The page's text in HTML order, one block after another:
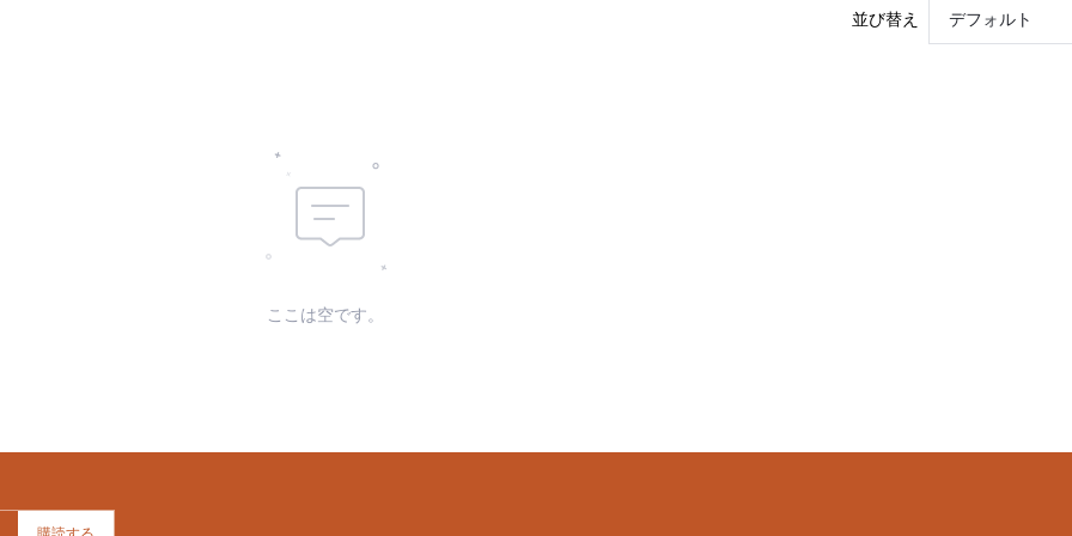
並び替え デフォルト
ここは空です。